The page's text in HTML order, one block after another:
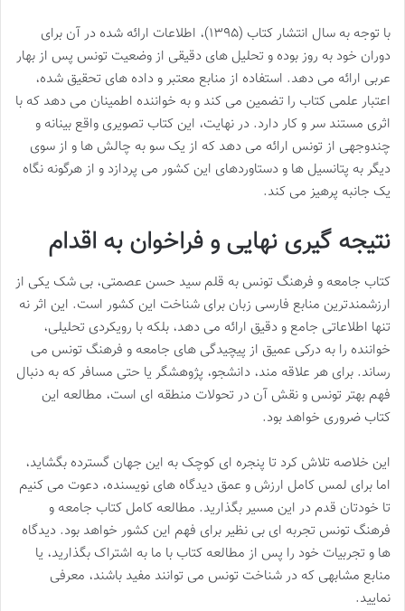
با توجه به سال انتشار کتاب (۱۳۹۵)، اطلاعات ارائه شده در آن برای
دوران خود به روز بوده و تحلیل های دقیقی از وضعیت تونس پس از بهار
عربی ارائه می دهد. استفاده از منابع معتبر و داده های تحقیق شده،
اعتبار علمی کتاب را تضمین می کند و به خواننده اطمینان می دهد که با
اثری مستند سر و کار دارد. در نهایت، این کتاب تصویری واقع بینانه و
چندوجهی از تونس ارائه می دهد که از یک سو به چالش ها و از سوی
دیگر به پتانسیل ها و دستاوردهای این کشور می پردازد و از هرگونه نگاه
یک جانبه پرهیز می کند.
نتیجه گیری نهایی و فراخوان به اقدام
کتاب جامعه و فرهنگ تونس به قلم سید حسن عصمتی، بی شک یکی از
ارزشمندترین منابع فارسی زبان برای شناخت این کشور است. این اثر نه
تنها اطلاعاتی جامع و دقیق ارائه می دهد، بلکه با رویکردی تحلیلی،
خواننده را به درکی عمیق از پیچیدگی های جامعه و فرهنگ تونس می
رساند. برای هر علاقه مند، دانشجو، پژوهشگر یا حتی مسافر که به دنبال
فهم بهتر تونس و نقش آن در تحولات منطقه ای است، مطالعه این
کتاب ضروری خواهد بود.
این خلاصه تلاش کرد تا پنجره ای کوچک به این جهان گسترده بگشاید،
اما برای لمس کامل ارزش و عمق دیدگاه های نویسنده، دعوت می کنیم
تا خودتان قدم در این مسیر بگذارید. مطالعه کامل کتاب جامعه و
فرهنگ تونس تجربه ای بی نظیر برای فهم این کشور خواهد بود. دیدگاه
ها و تجربیات خود را پس از مطالعه کتاب با ما به اشتراک بگذارید، یا
منابع مشابهی که در شناخت تونس می توانند مفید باشند، معرفی
نمایید.